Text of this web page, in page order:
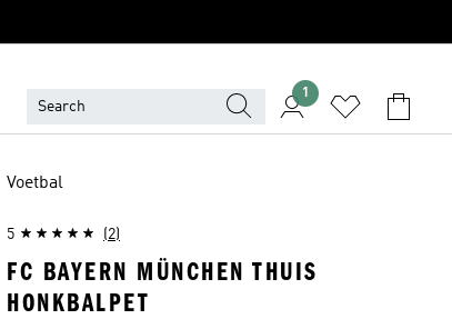
1
Voetbal
5 (2)
FC BAYERN MÜNCHEN THUIS
HONKBALPET